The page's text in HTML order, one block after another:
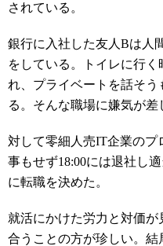
されている。
銀行に入社した友人Bは人
をしている。トイレに行
れ、プライベートを話そ
る。そんな職場に嫌気が差
対して零細人売IT企業のプ
事もせず18:00には退社し
に転職を決めた。
就活にかけた労力と対価
合うことの方が珍しい。結